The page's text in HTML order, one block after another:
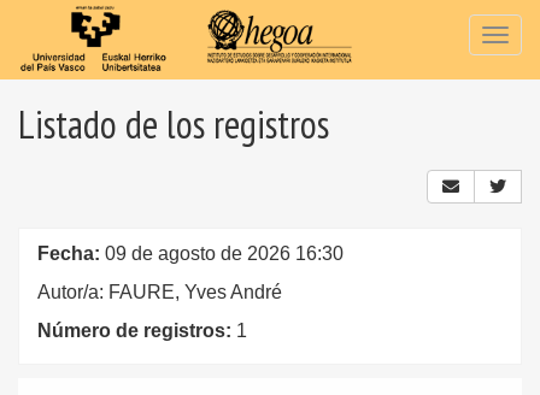
Listado de los registros
Fecha: 09 de agosto de 2026 16:30
Autor/a: FAURE, Yves André
Número de registros: 1